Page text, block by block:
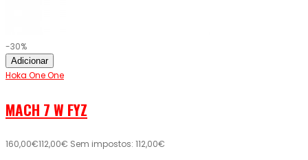
-30%
Adicionar
Hoka One One
MACH 7 W FYZ
160,00€112,00€ Sem impostos: 112,00€